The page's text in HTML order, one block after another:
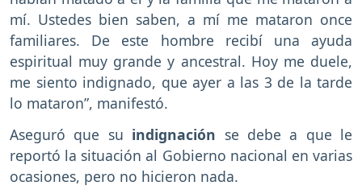
mí. Ustedes bien saben, a mí me mataron once
familiares. De este hombre recibí una ayuda
espiritual muy grande y ancestral. Hoy me duele,
me siento indignado, que ayer a las 3 de la tarde
lo mataron”, manifestó.
Aseguró que su indignación se debe a que le
reportó la situación al Gobierno nacional en varias
ocasiones, pero no hicieron nada.